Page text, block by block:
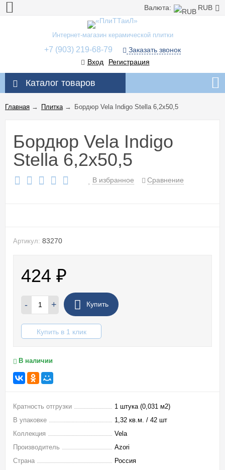
Валюта: RUB
Интернет-магазин керамической плитки
+7 (903) 219-68-79
Заказать звонок
Вход
Регистрация
Каталог товаров
Главная → Плитка→ Бордюр Vela Indigo Stella 6,2x50,5
Бордюр Vela Indigo
Stella 6,2x50,5
В избранное Сравнение
Артикул: 83270
424 ₽
- + Купить
Купить в 1 клик
В наличии
Кратность отгрузки
1 штука (0,031 м2)
В упаковке
1,32 кв.м. / 42 шт
Коллекция
Vela
Производитель
Azori
Страна
Россия